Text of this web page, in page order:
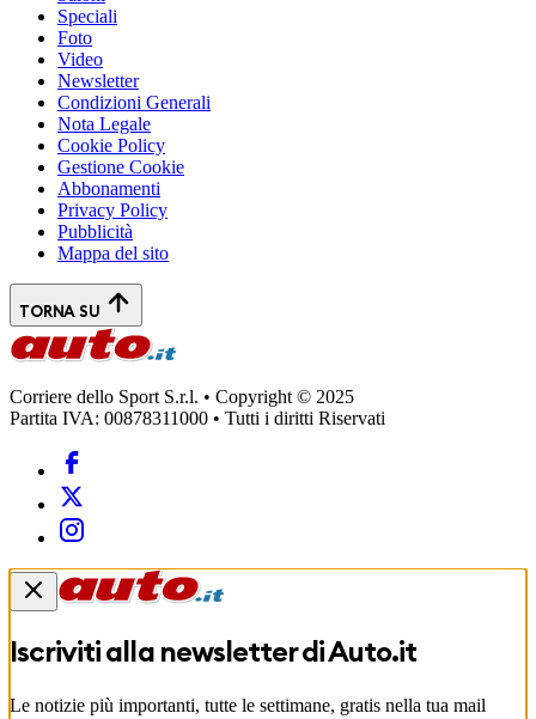
Speciali
Foto
Video
Newsletter
Condizioni Generali
Nota Legale
Cookie Policy
Gestione Cookie
Abbonamenti
Privacy Policy
Pubblicità
Mappa del sito
TORNA SU
Corriere dello Sport S.r.l. • Copyright © 2025
Partita IVA: 00878311000 • Tutti i diritti Riservati
Iscriviti alla newsletter diAuto.it
Le notizie più importanti, tutte le settimane, gratis nella tua mail